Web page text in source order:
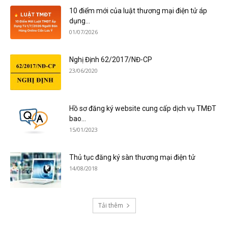
10 điểm mới của luật thương mại điện tử áp
dụng...
01/07/2026
Nghị Định 62/2017/NĐ-CP
23/06/2020
Hồ sơ đăng ký website cung cấp dịch vụ TMĐT
bao...
15/01/2023
Thủ tục đăng ký sàn thương mại điện tử
14/08/2018
Tải thêm